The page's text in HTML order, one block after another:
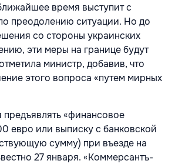
время выступит с
преодолению ситуации. Но до
со стороны украинских
эти меры на границе будут
министр, добавив, что
этого вопроса «путем мирных
«финансовое
евро или выписку с банковской
сумму) при въезде на
27 января. «Коммерсантъ-